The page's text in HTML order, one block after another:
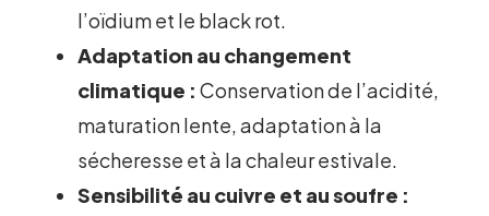
l’oïdium et le black rot.
Adaptation au changement
climatique : Conservation de l’acidité,
maturation lente, adaptation à la
sécheresse et à la chaleur estivale.
Sensibilité au cuivre et au soufre :